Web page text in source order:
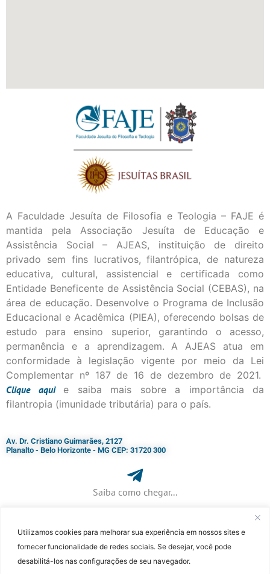
Utilizamos cookies para melhorar sua experiência em nossos sites e
fornecer funcionalidade de redes sociais. Se desejar, você pode
desabilitá-los nas configurações de seu navegador.
A Faculdade Jesuíta de Filosofia e Teologia – FAJE é
mantida pela Associação Jesuíta de Educação e
Assistência Social – AJEAS, instituição de direito
privado sem fins lucrativos, filantrópica, de natureza
educativa, cultural, assistencial e certificada como
Entidade Beneficente de Assistência Social (CEBAS), na
área de educação. Desenvolve o Programa de Inclusão
Educacional e Acadêmica (PIEA), oferecendo bolsas de
estudo para ensino superior, garantindo o acesso,
permanência e a aprendizagem. A AJEAS atua em
conformidade à legislação vigente por meio da Lei
Complementar nº 187 de 16 de dezembro de 2021.
Cliqueaqui
e saiba mais sobre a importância da
filantropia (imunidade tributária) para o país.
Av. Dr. Cristiano Guimarães, 2127
Planalto - Belo Horizonte - MG CEP: 31720 300
Saiba como chegar...
+ 55 (31) 3115-7000​